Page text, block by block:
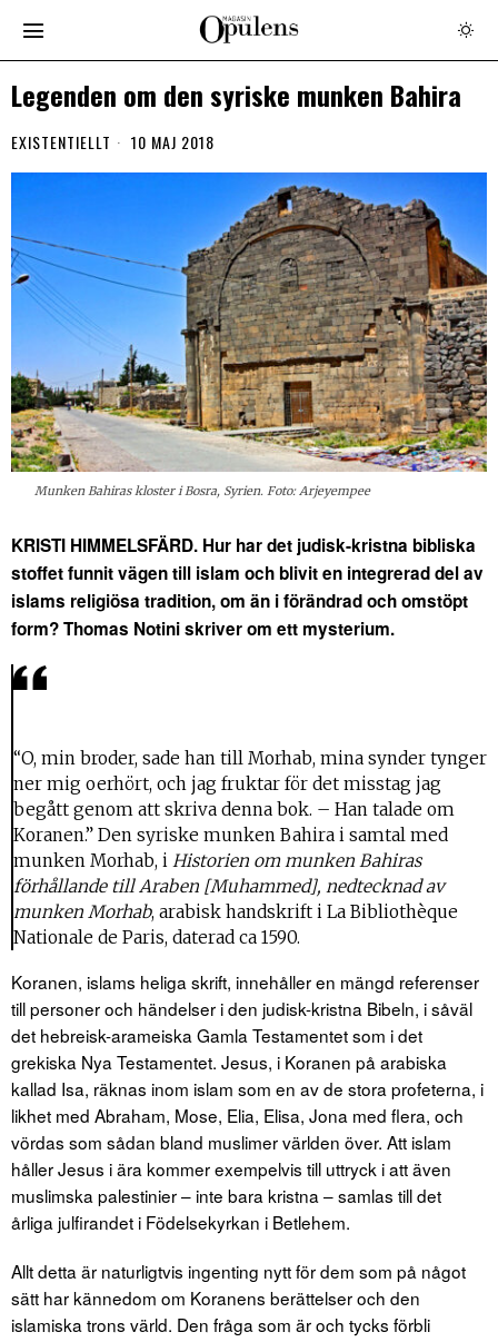
Legenden om den syriske munken Bahira
EXISTENTIELLT 10 MAJ 2018
Munken Bahiras kloster i Bosra, Syrien. Foto: Arjeyempee
KRISTI HIMMELSFÄRD. Hur har det judisk-kristna bibliska
stoffet funnit vägen till islam och blivit en integrerad del av
islams religiösa tradition, om än i förändrad och omstöpt
form? Thomas Notini skriver om ett mysterium.
“O, min broder, sade han till Morhab, mina synder tynger
ner mig oerhört, och jag fruktar för det misstag jag
begått genom att skriva denna bok. – Han talade om
Koranen.” Den syriske munken Bahira i samtal med
munken Morhab, i Historien om munken Bahiras
förhållande till Araben [Muhammed], nedtecknad av
munken Morhab, arabisk handskrift i La Bibliothèque
Nationale de Paris, daterad ca 1590.
Koranen, islams heliga skrift, innehåller en mängd referenser
till personer och händelser i den judisk-kristna Bibeln, i såväl
det hebreisk-arameiska Gamla Testamentet som i det
grekiska Nya Testamentet. Jesus, i Koranen på arabiska
kallad Isa, räknas inom islam som en av de stora profeterna, i
likhet med Abraham, Mose, Elia, Elisa, Jona med flera, och
vördas som sådan bland muslimer världen över. Att islam
håller Jesus i ära kommer exempelvis till uttryck i att även
muslimska palestinier – inte bara kristna – samlas till det
årliga julfirandet i Födelsekyrkan i Betlehem.
Allt detta är naturligtvis ingenting nytt för dem som på något
sätt har kännedom om Koranens berättelser och den
islamiska trons värld. Den fråga som är och tycks förbli